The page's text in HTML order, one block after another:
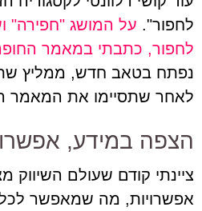
לחפור". על המושג "חפירה"
לחפור, כתבתי במאמר
נפתח בטאב חדש, ממליץ
לאחר שתסיימו את המאמר
הצפה במידע,
ציינתי קודם שעולם השיווק
אפשרויות, מה שמאפשר